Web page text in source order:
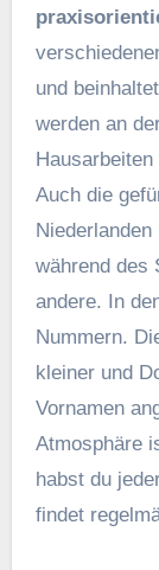
und
werden an
Auch die
während des
andere. In
Nummern.
kleiner und
Vornamen
Atmosphäre
habst du
findet